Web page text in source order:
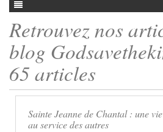
Retrouvez nos
blog
65 articles
Sainte Jeanne de Chantal : une
au service des autres